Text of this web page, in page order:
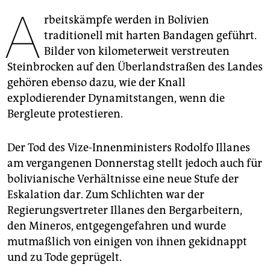
abo
genossenschaft
epaper login
A rbeitskämpfe werden in Bolivien
traditionell mit harten Bandagen geführt.
Bilder von kilometerweit verstreuten
Steinbrocken auf den Überlandstraßen des Landes
gehören ebenso dazu, wie der Knall
explodierender Dynamitstangen, wenn die
Bergleute protestieren.
Der Tod des Vize-Innenministers Rodolfo Illanes
am vergangenen Donnerstag stellt jedoch auch für
bolivia­nische Verhältnisse eine neue Stufe der
Eskalation dar. Zum Schlichten war der
Regierungsvertreter Illanes den Bergarbeitern,
den Mineros, entgegengefahren und wurde
mutmaßlich von einigen von ihnen gekidnappt
und zu Tode geprügelt.